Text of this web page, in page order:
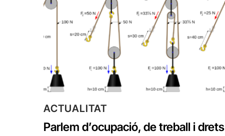
ACTUALITAT
Parlem d’ocupació, de treball i drets